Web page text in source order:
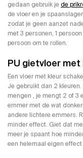
gedaan gebruik je de
de vloer en je
zodat je geen aanzet
met 3 personen, 1
persoon om te rollen.
PU gietvloer
Een vloer met kleur
Je gebruikt dan 2
mengen , je mengt 2 of 3
emmer met de wat
andere lichtere emmers.
minder effect. Giet dat
meer je spaant hoe
een helemaal eigen effect